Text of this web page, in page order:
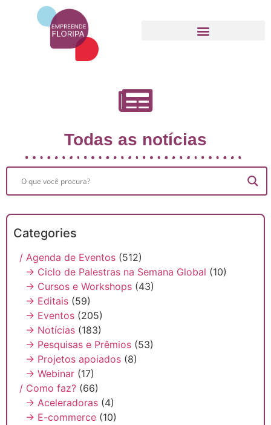
Todas as notícias
Categories
/ Agenda de Eventos (512)
→ Ciclo de Palestras na Semana Global (10)
→ Cursos e Workshops (43)
→ Editais (59)
→ Eventos (205)
→ Notícias (183)
→ Pesquisas e Prêmios (53)
→ Projetos apoiados (8)
→ Webinar (17)
/ Como faz? (66)
→ Aceleradoras (4)
→ E-commerce (10)